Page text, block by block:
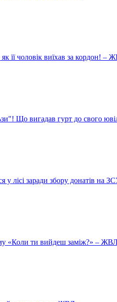
її чоловік виїхав за кордон! –
Що вигадав гурт до свого
у лісі заради збору донатів на
«Коли ти вийдеш заміж?» –